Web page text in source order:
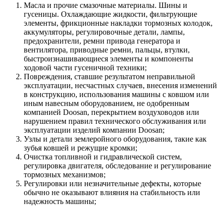
Масла и прочие смазочные материалы. Шины и
гусеницы. Охлаждающие жидкости, фильтрующие
элементы, фрикционные накладки тормозных колодок,
аккумуляторы, регулировочные детали, лампы,
предохранители, ремни привода генератора и
вентилятора, приводные ремни, пальцы, втулки,
быстроизнашивающиеся элементы и компоненты
ходовой части гусеничной техники;
Повреждения, ставшие результатом неправильной
эксплуатации, несчастных случаев, внесения изменений
в конструкцию, использования машины с ковшом или
иным навесным оборудованием, не одобренным
компанией Doosan, перекрытием воздуховодов или
нарушением правил технического обслуживания или
эксплуатации изделий компании Doosan;
Узлы и детали землеройного оборудования, такие как
зубья ковшей и режущие кромки;
Очистка топливной и гидравлической систем,
регулировка двигателя, обследование и регулирование
тормозных механизмов;
Регулировки или незначительные дефекты, которые
обычно не оказывают влияния на стабильность или
надежность машины;